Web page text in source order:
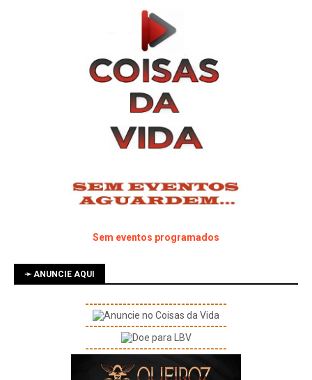
Sem eventos programados
➛ ANUNCIE AQUI
----------------------------------
----------------------------------
----------------------------------